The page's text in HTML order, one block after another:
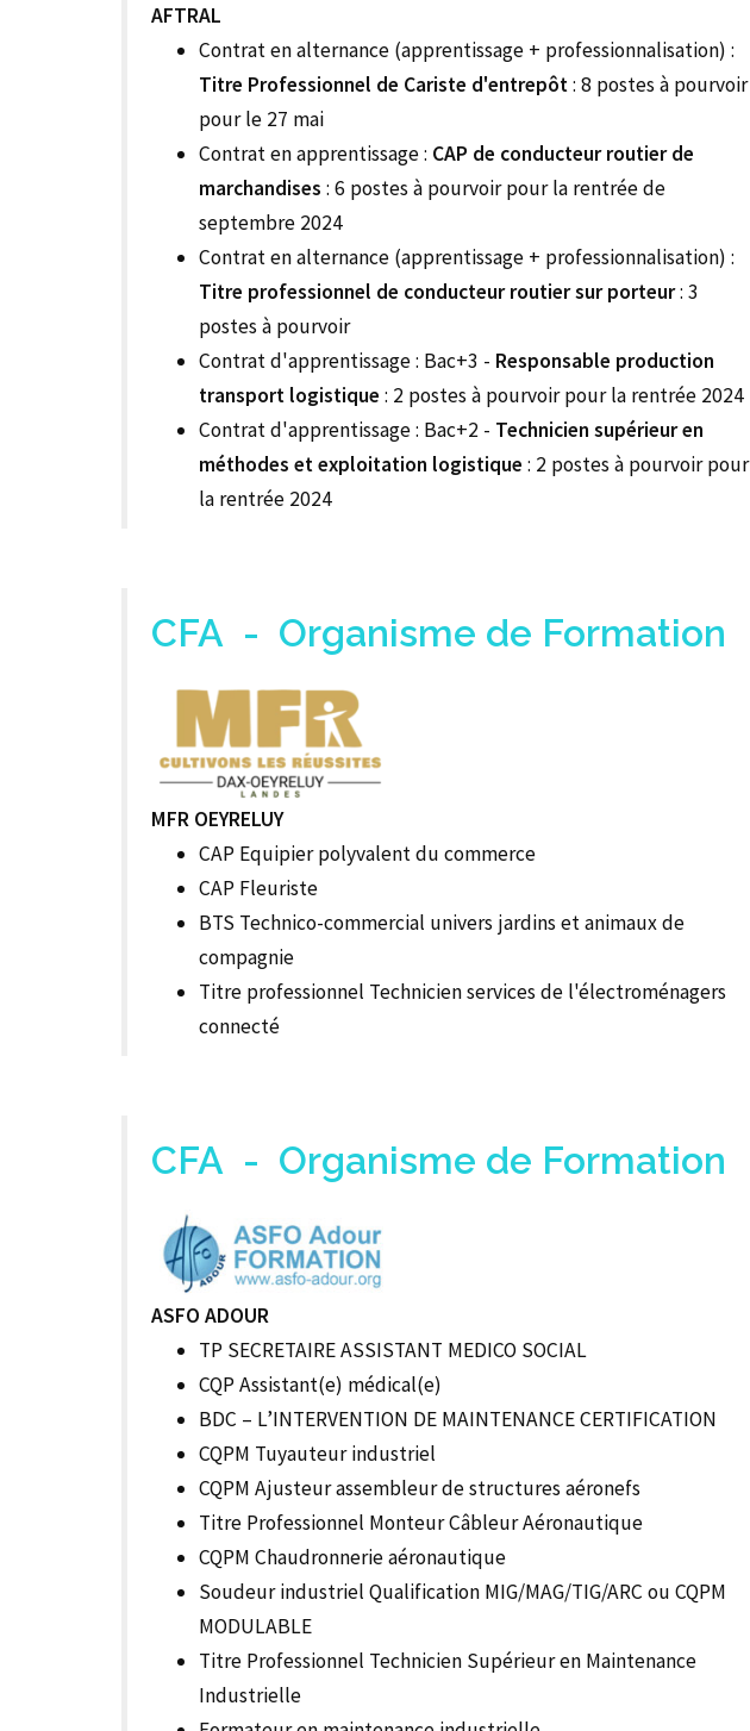
AFTRAL
Contrat en alternance (apprentissage + professionnalisation) :
Titre Professionnel de Cariste d'entrepôt: 8 postes à pourvoir
pour le 27 mai
Contrat en apprentissage : CAP de conducteur routier de
marchandises : 6 postes à pourvoir pour la rentrée de
septembre 2024
Contrat en alternance (apprentissage + professionnalisation) :
Titre professionnel de conducteur routier sur porteur: 3
postes à pourvoir
Contrat d'apprentissage : Bac+3 - Responsable production
transport logistique : 2 postes à pourvoir pour la rentrée 2024
Contrat d'apprentissage : Bac+2 - Technicien supérieur en
méthodes et exploitation logistique : 2 postes à pourvoir pour
la rentrée 2024
CFA - Organisme de Formation
MFR OEYRELUY
CAP Equipier polyvalent du commerce
CAP Fleuriste
BTS Technico-commercial univers jardins et animaux de
compagnie
Titre professionnel Technicien services de l'électroménagers
connecté
CFA - Organisme de Formation
ASFO ADOUR
TP SECRETAIRE ASSISTANT MEDICO SOCIAL
CQP Assistant(e) médical(e)
BDC – L’INTERVENTION DE MAINTENANCE CERTIFICATION
CQPM Tuyauteur industriel
CQPM Ajusteur assembleur de structures aéronefs
Titre Professionnel Monteur Câbleur Aéronautique
CQPM Chaudronnerie aéronautique
Soudeur industriel Qualification MIG/MAG/TIG/ARC ou CQPM
MODULABLE
Titre Professionnel Technicien Supérieur en Maintenance
Industrielle